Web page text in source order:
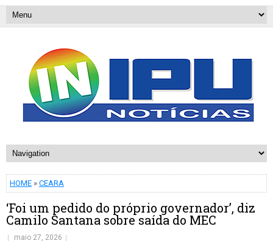
HOME » CEARA
‘Foi um pedido do próprio governador’, diz
Camilo Santana sobre saída do MEC
maio 27, 2026